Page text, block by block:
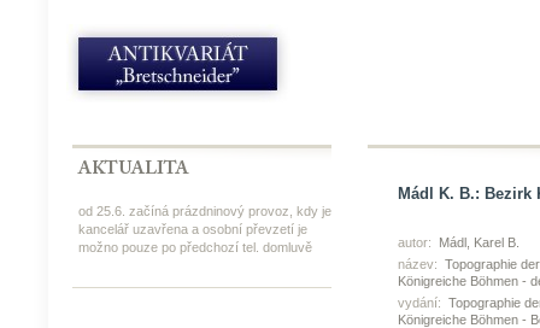
od 25.6. začíná prázdninový provoz, kdy je
kancelář uzavřena a osobní převzetí je
možno pouze po předchozí tel. domluvě
Mádl K. B.: Bezirk
autor:
Mádl, Karel B.
název: Topographie
Königreiche Böhmen -
vydání: Topographie
Königreiche Böhmen -